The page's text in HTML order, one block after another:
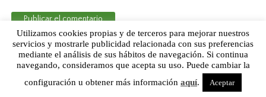
Sobre Humor Fútbol Club | Aviso legal |Contacto
Humor Fútbol Club © 2015. Todos los derechos reservados
Utilizamos cookies propias y de terceros para mejorar nuestros
servicios y mostrarle publicidad relacionada con sus preferencias
mediante el análisis de sus hábitos de navegación. Si continua
navegando, consideramos que acepta su uso. Puede cambiar la
configuración u obtener más información aquí. Aceptar